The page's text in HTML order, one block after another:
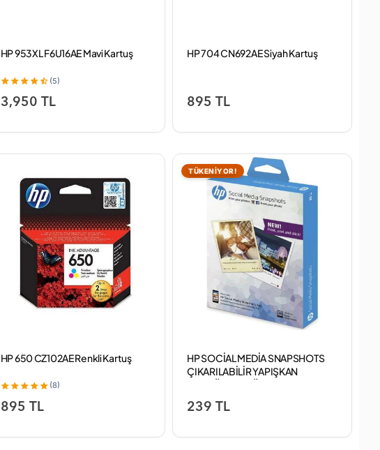
HP 953XL F6U16AE Mavi Kartuş
(5)
3,950 TL
HP 704 CN692AE Siyah Kartuş
895 TL
HP 650 CZ102AE Renkli Kartuş
(8)
895 TL
TÜKENİYOR!
HP SOCİAL MEDİA SNAPSHOTS
ÇIKARILABİLİR YAPIŞKAN
239 TL